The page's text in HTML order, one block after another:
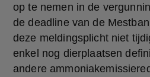
op te nemen in de
de deadline van de
deze meldingsplicht niet
enkel nog dierplaatsen
andere